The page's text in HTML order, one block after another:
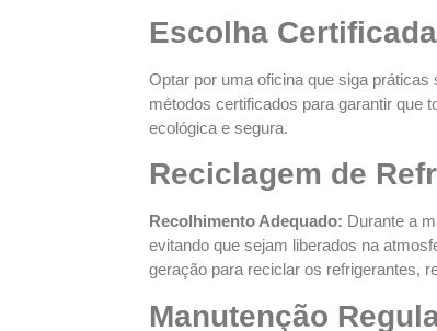
Escolha
Optar por uma oficina que siga
métodos certificados para garantir que
ecológica e segura.
Reciclagem de
Recolhimento Adequado: Durante a
evitando que sejam liberados na
geração para reciclar os refrigerantes,
Manutenção